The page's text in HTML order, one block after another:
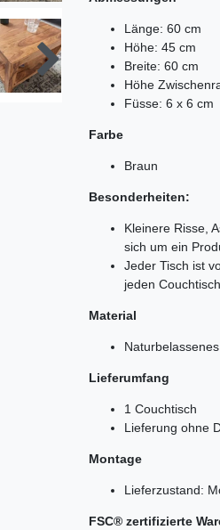
Länge: 60 cm
Höhe: 45 cm
Breite: 60 cm
Höhe
Füsse: 6 x 6 cm
Farbe
Braun
Besonderheiten:
Kleinere Risse,
sich um ein
Jeder Tisch ist
jeden
Material
Lieferumfang
1 Couchtisch
Lieferung ohne
Montage
Lieferzustand:
FSC® zertifizierte